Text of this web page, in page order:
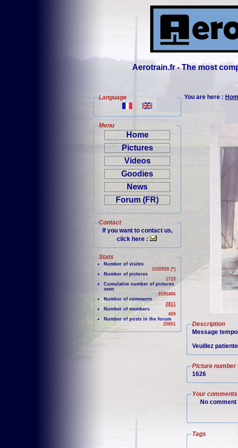
Aerotrain.fr - The most
Language
Menu
Home
Pictures
Videos
Goodies
News
Forum (FR)
Contact
If you want to contact us,
click here :
Stats
Number of visites
1020928 (*)
Number of pictures
1715
Cumulative number of pictures
seen
9190406
Number of comments
2811
Number of members
409
Number of posts in the forum
25851
You are here :
Description
Message
Veuillez
Picture number
1626
Your comments
No
Tags